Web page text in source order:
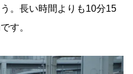
。長い時間よりも10分15
す。